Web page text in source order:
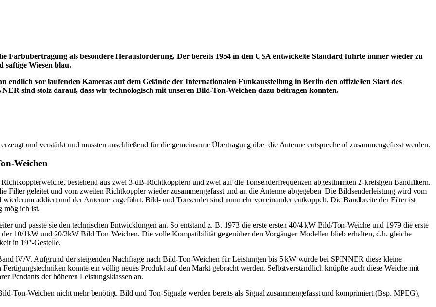
Farbübertragung als besondere Herausforderung. Der bereits 1954 in den USA entwickelte Standard führte immer wieder zu
saftige Wiesen blau.
endlich vor laufenden Kameras auf dem Gelände der Internationalen Funkausstellung in Berlin den offiziellen Start des
sind stolz darauf, dass wir technologisch mit unseren Bild-Ton-Weichen dazu beitragen konnten.
und verstärkt und mussten anschließend für die gemeinsame Übertragung über die Antenne entsprechend zusammengefasst werden.
Weichen
bestehend aus zwei 3-dB-Richtkopplern und zwei auf die Tonsenderfrequenzen abgestimmten 2-kreisigen Bandfiltern.
Filter geleitet und vom zweiten Richtkoppler wieder zusammengefasst und an die Antenne abgegeben. Die Bildsenderleistung wird vom
addiert und der Antenne zugeführt. Bild- und Tonsender sind nunmehr voneinander entkoppelt. Die Bandbreite der Filter ist
möglich ist.
und passte sie den technischen Entwicklungen an. So entstand z. B. 1973 die erste ersten 40/4 kW Bild/Ton-Weiche und 1979 die erste
10/1kW und 20/2kW Bild-Ton-Weichen. Die volle Kompatibilität gegenüber den Vorgänger-Modellen blieb erhalten, d.h. gleiche
in 19″-Gestelle.
lV/V. Aufgrund der steigenden Nachfrage nach Bild-Ton-Weichen für Leistungen bis 5 kW wurde bei SPINNER diese kleine
konnte ein völlig neues Produkt auf den Markt gebracht werden. Selbstverständlich knüpfte auch diese Weiche mit
Pendants der höheren Leistungsklassen an.
Ton-Weichen nicht mehr benötigt. Bild und Ton-Signale werden bereits als Signal zusammengefasst und komprimiert (Bsp. MPEG),